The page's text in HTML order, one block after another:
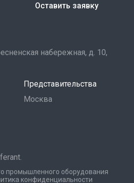
Оставить заявку
набережная, д. 10,
Представительства
Москва
промышленного оборудования
конфиденциальности